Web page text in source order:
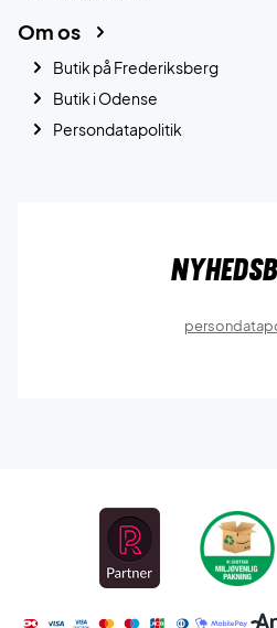
Om os
Butik på Frederiksberg
Butik i Odense
Persondatapolitik